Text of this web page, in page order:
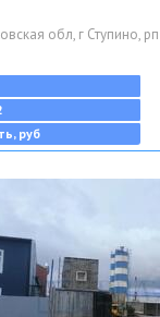
обл, г Ступино,
руб